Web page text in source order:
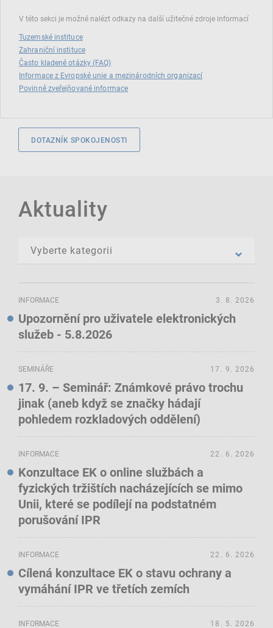
V této sekci je možné nalézt odkazy na další užitečné zdroje informací
Tuzemské instituce
Zahraniční instituce
Často kladené otázky (FAQ)
Informace z Evropské unie a mezinárodních organizací
Povinně zveřejňované informace
DOTAZNÍK SPOKOJENOSTI
Aktuality
INFORMACE
Upozornění pro uživatele elektronických
služeb - 5.8.2026
3. 8. 2026
SEMINÁŘE
17. 9. – Seminář: Známkové právo trochu
jinak (aneb když se značky hádají
pohledem rozkladových oddělení)
17. 9. 2026
INFORMACE
Konzultace EK o online službách a
fyzických tržištích nacházejících se mimo
Unii, které se podílejí na podstatném
porušování IPR
22. 6. 2026
INFORMACE
Cílená konzultace EK o stavu ochrany a
vymáhání IPR ve třetích zemích
22. 6. 2026
INFORMACE 18. 5. 2026